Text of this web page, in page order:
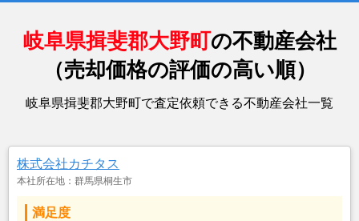
岐阜県揖斐郡大野町の不動産会社
（売却価格の評価の高い順）
岐阜県揖斐郡大野町で査定依頼できる不動産会社一覧
株式会社カチタス
本社所在地：群馬県桐生市
満足度